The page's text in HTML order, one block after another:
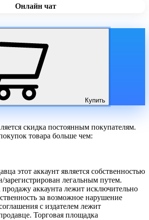
Онлайн чат
Купить
скидка постоянным покупателям.
товара больше чем:
этот аккаунт является собственностью
зарегистрирован легальным путем.
продажу аккаунта лежит исключительно
за возможное нарушение
с издателем лежит
Торговая площадка